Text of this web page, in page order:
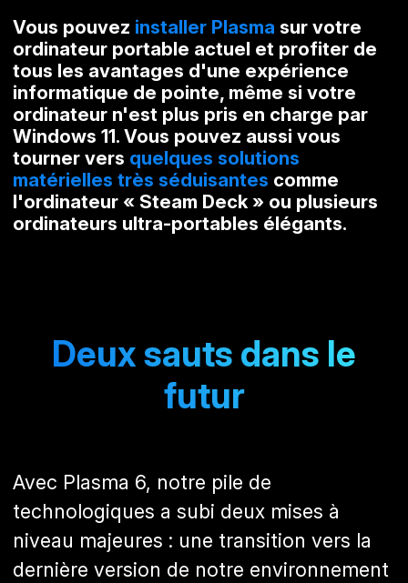
Vous pouvez installer Plasma sur votre
ordinateur portable actuel et profiter de
tous les avantages d'une expérience
informatique de pointe, même si votre
ordinateur n'est plus pris en charge par
Windows 11. Vous pouvez aussi vous
tourner vers quelques solutions
matérielles très séduisantes comme
l'ordinateur « Steam Deck » ou plusieurs
ordinateurs ultra-portables élégants.
Deux sauts dans le
futur
Avec Plasma 6, notre pile de
technologiques a subi deux mises à
niveau majeures : une transition vers la
dernière version de notre environnement